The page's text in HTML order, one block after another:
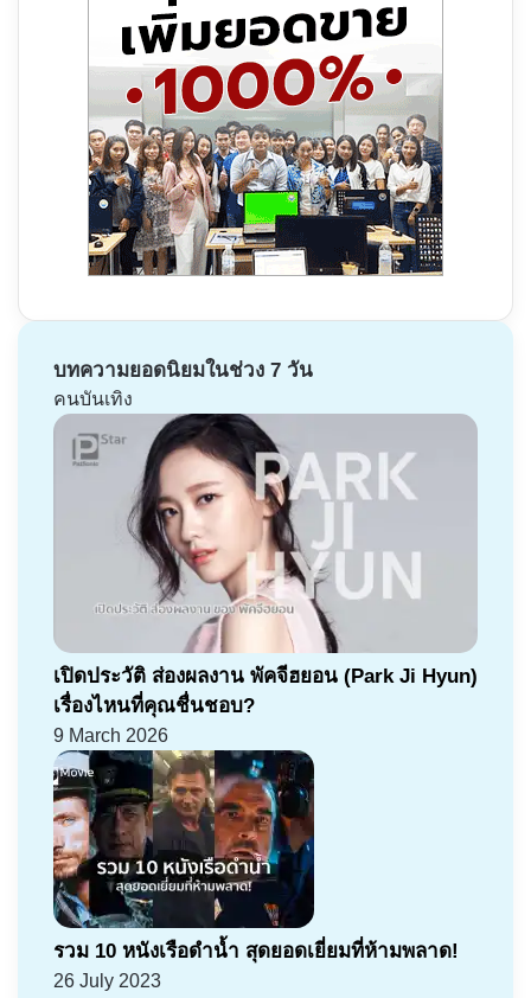
บทความยอดนิยมในช่วง 7 วัน
คนบันเทิง
เปิดประวัติ ส่องผลงาน พัคจีฮยอน (Park Ji Hyun)
เรื่องไหนที่คุณชื่นชอบ?
9 March 2026
รวม 10 หนังเรือดำน้ำ สุดยอดเยี่ยมที่ห้ามพลาด!
26 July 2023